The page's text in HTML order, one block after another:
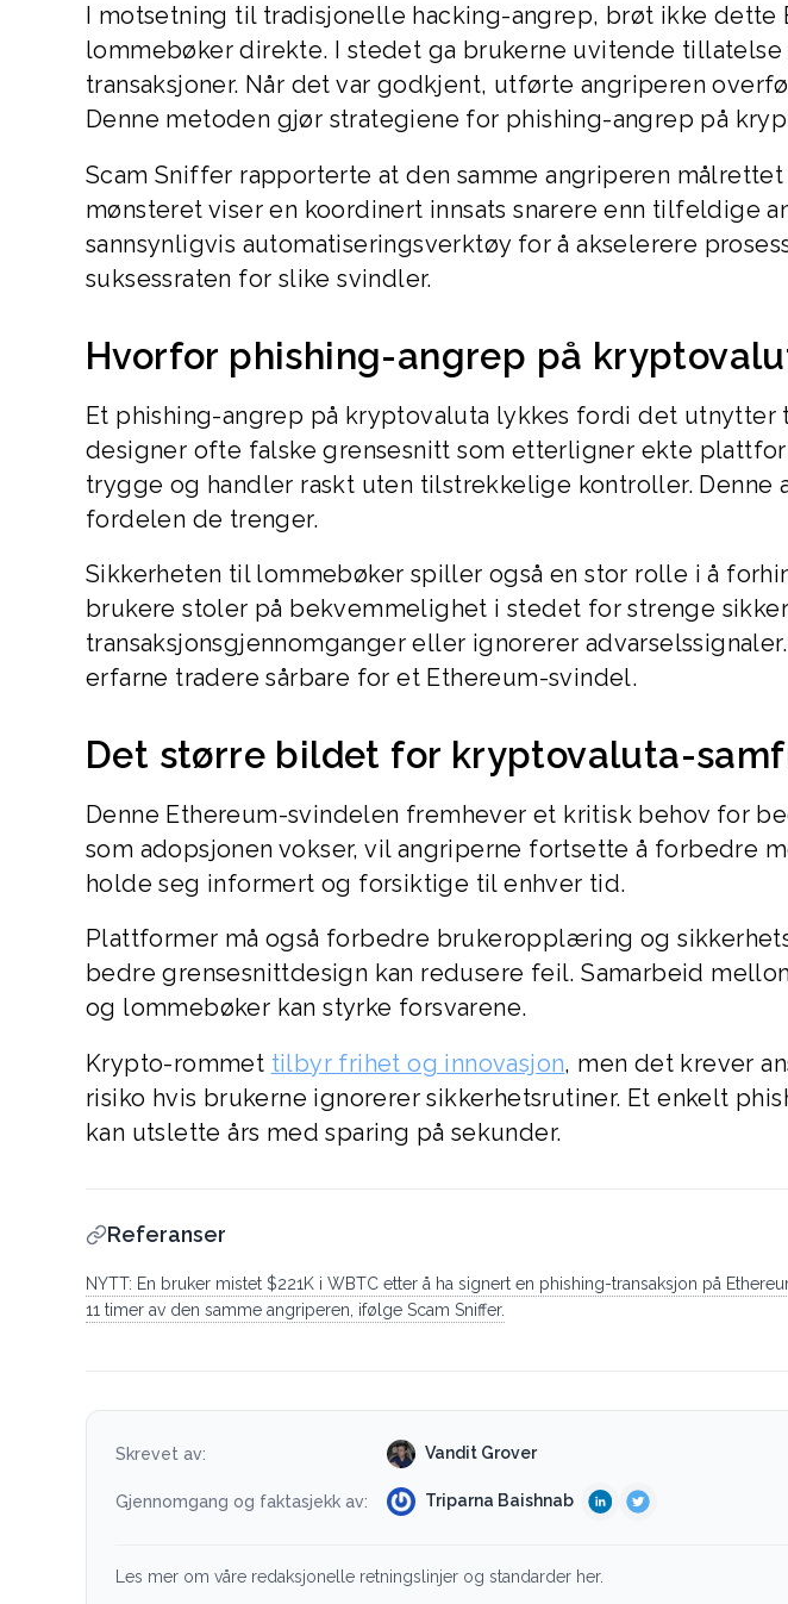
I motsetning til tradisjonelle hacking-angrep, brøt ikke dette
lommebøker direkte. I stedet ga brukerne uvitende tillatelse
transaksjoner. Når det var godkjent, utførte angriperen
Denne metoden gjør strategiene for phishing-angrep på
Scam Sniffer rapporterte at den samme angriperen
mønsteret viser en koordinert innsats snarere enn tilfeldige
sannsynligvis automatiseringsverktøy for å akselerere
suksessraten for slike svindler.
Hvorfor phishing-angrep på
Et phishing-angrep på kryptovaluta lykkes fordi det utnytter
designer ofte falske grensesnitt som etterligner ekte
trygge og handler raskt uten tilstrekkelige kontroller. Denne
fordelen de trenger.
Sikkerheten til lommebøker spiller også en stor rolle i å
brukere stoler på bekvemmelighet i stedet for strenge
transaksjonsgjennomganger eller ignorerer
erfarne tradere sårbare for et Ethereum-svindel.
Det større bildet for kryptovaluta-
Denne Ethereum-svindelen fremhever et kritisk behov for
som adopsjonen vokser, vil angriperne fortsette å forbedre
holde seg informert og forsiktige til enhver tid.
Plattformer må også forbedre brukeropplæring og
bedre grensesnittdesign kan redusere feil. Samarbeid
og lommebøker kan styrke forsvarene.
Krypto-rommet tilbyr frihet og innovasjon, men det krever
risiko hvis brukerne ignorerer sikkerhetsrutiner. Et enkelt
kan utslette års med sparing på sekunder.
Referanser
NYTT: En bruker mistet $221K i WBTC etter å ha signert en phishing-transaksjon på
11 timer av den samme angriperen, ifølge Scam Sniffer.
Skrevet av: Vandit Grover
Gjennomgang og faktasjekk av: Triparna Baishnab
Les mer om våre redaksjonelle retningslinjer og standarder her.